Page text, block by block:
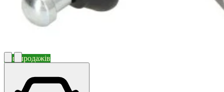
Топ продажів